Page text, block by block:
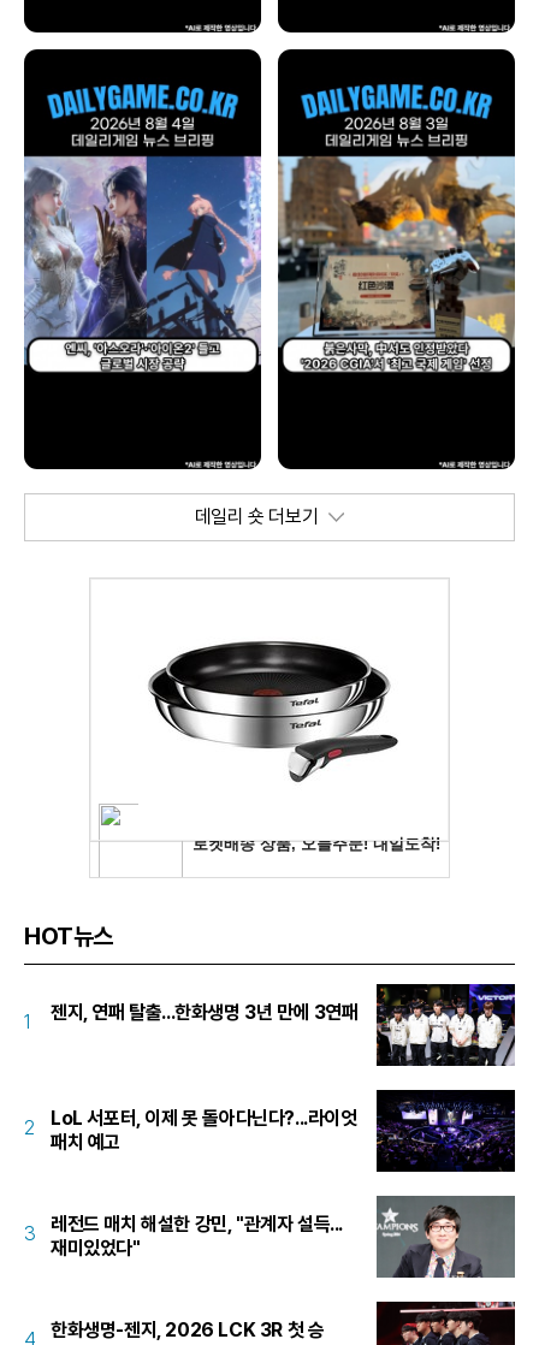
데일리 숏 더보기
HOT뉴스
1 젠지, 연패 탈출...한화생명 3년 만에 3연패
2
LoL 서포터, 이제 못 돌아다닌다?...라이엇
패치 예고
3
레전드 매치 해설한 강민, "관계자 설득...
재미있었다"
4
한화생명-젠지, 2026 LCK 3R 첫 승